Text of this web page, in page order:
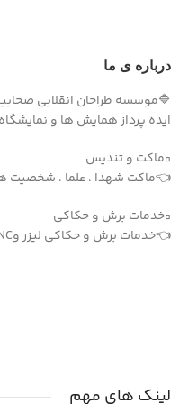
درباره ی ما
🔷موسسه طراحان انقلابی
ایده پرداز همایش ها و
▫️ماکت و تندیس
👈ماکت شهدا ، علما ، شخصیت
▫️خدمات برش و حکاکی
👈خدمات برش و حکاکی لیزر وCNC با کیفیت و دقت بالا
لینک های مهم